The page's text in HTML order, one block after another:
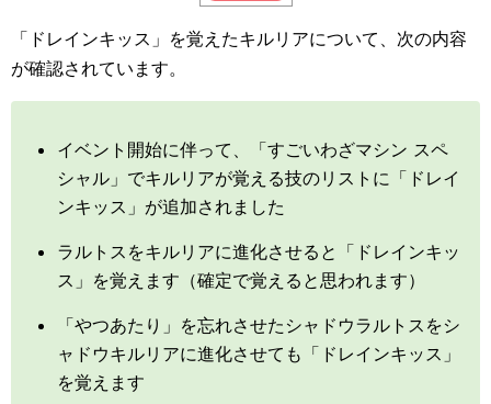
「ドレインキッス」を覚えたキルリアについて、次の内容
が確認されています。
イベント開始に伴って、「すごいわざマシン スペ
シャル」でキルリアが覚える技のリストに「ドレイ
ンキッス」が追加されました
ラルトスをキルリアに進化させると「ドレインキッ
ス」を覚えます（確定で覚えると思われます）
「やつあたり」を忘れさせたシャドウラルトスをシ
ャドウキルリアに進化させても「ドレインキッス」
を覚えます